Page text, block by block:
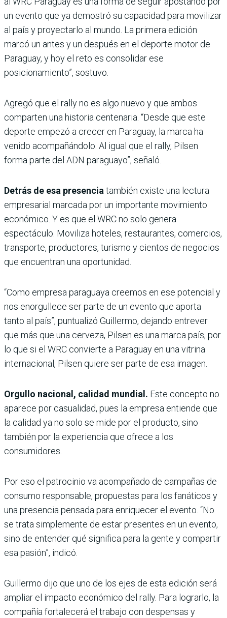
un evento que ya demostró su capacidad para movilizar
al país y proyectarlo al mundo. La primera edición
marcó un antes y un después en el deporte motor de
Paraguay, y hoy el reto es consolidar ese
posicionamiento”, sostuvo.
Agregó que el rally no es algo nuevo y que ambos
comparten una historia centenaria. “Desde que este
deporte empezó a crecer en Paraguay, la marca ha
venido acompañándolo. Al igual que el rally, Pilsen
forma parte del ADN paraguayo”, señaló.
Detrás de esa presencia también existe una lectura
empresarial marcada por un importante movimiento
económico. Y es que el WRC no solo genera
espectáculo. Moviliza hoteles, restaurantes, comercios,
transporte, productores, turismo y cientos de negocios
que encuentran una oportunidad.
“Como empresa paraguaya creemos en ese potencial y
nos enorgullece ser parte de un evento que aporta
tanto al país”, puntualizó Guillermo, dejando entrever
que más que una cerveza, Pilsen es una marca país, por
lo que si el WRC convierte a Paraguay en una vitrina
internacional, Pilsen quiere ser parte de esa imagen.
Orgullo nacional, calidad mundial. Este concepto no
aparece por casualidad, pues la empresa entiende que
la calidad ya no solo se mide por el producto, sino
también por la experiencia que ofrece a los
consumidores.
Por eso el patrocinio va acompañado de campañas de
consumo responsable, propuestas para los fanáticos y
una presencia pensada para enriquecer el evento. “No
se trata simplemente de estar presentes en un evento,
sino de entender qué significa para la gente y compartir
esa pasión”, indicó.
Guillermo dijo que uno de los ejes de esta edición será
ampliar el impacto económico del rally. Para lograrlo, la
compañía fortalecerá el trabajo con despensas y